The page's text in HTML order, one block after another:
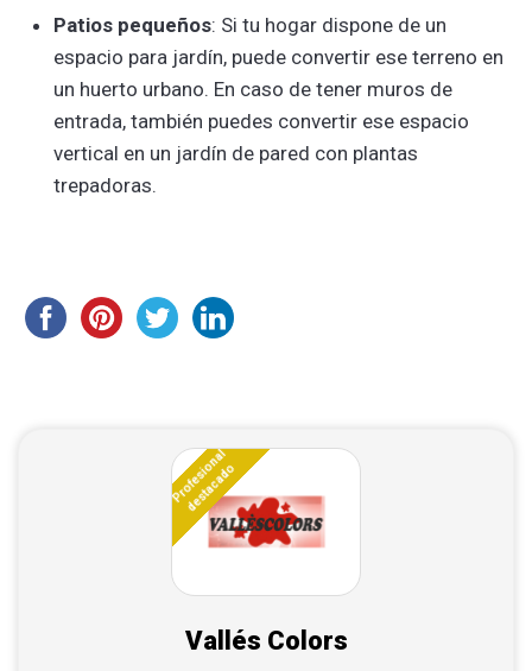
Patios pequeños: Si tu hogar dispone de un
espacio para jardín, puede convertir ese terreno en
un huerto urbano. En caso de tener muros de
entrada, también puedes convertir ese espacio
vertical en un jardín de pared con plantas
trepadoras.
Profesional
destacado
Vallés Colors